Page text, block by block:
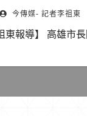
今傳媒- 記者李祖東
東報導】 高雄市